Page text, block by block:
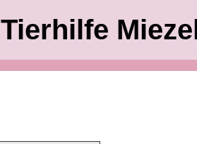
Tierhilfe